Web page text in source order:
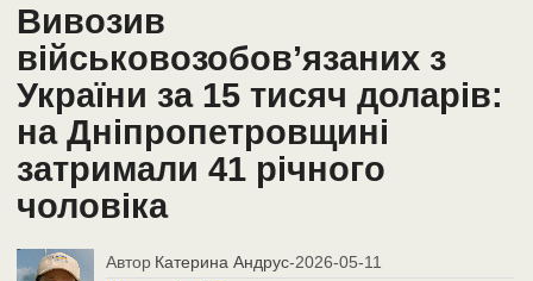
Вивозив
військовозобов’язаних з
України за 15 тисяч доларів:
на Дніпропетровщині
затримали 41 річного
чоловіка
Автор Катерина Андрус-2026-05-11